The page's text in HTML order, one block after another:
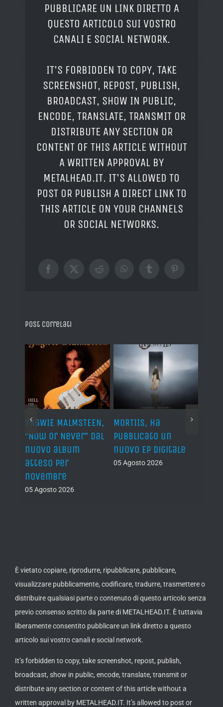
PUBBLICARE UN LINK DIRETTO A
QUESTO ARTICOLO SUI VOSTRO
CANALI E SOCIAL NETWORK.
IT'S FORBIDDEN TO COPY, TAKE
SCREENSHOT, REPOST, PUBLISH,
BROADCAST, SHOW IN PUBLIC,
ENCODE, TRANSLATE, TRANSMIT OR
DISTRIBUTE ANY SECTION OR
CONTENT OF THIS ARTICLE WITHOUT
A WRITTEN APPROVAL BY
METALHEAD.IT. IT'S ALLOWED TO
POST OR PUBLISH A DIRECT LINK TO
THIS ARTICLE ON YOUR CHANNELS
OR SOCIAL NETWORKS.
Facebook
X RedditWhatsAppTumblrPinterest
Post correlati
YNGWIE MALMSTEEN,
“Now Or Never” dal
nuovo album
atteso per
novembre
05 Agosto 2026
MORTIIS, ha
pubblicato un
nuovo EP digitale
05 Agosto 2026
È vietato copiare, riprodurre, ripubblicare, pubblicare,
visualizzare pubblicamente, codificare, tradurre, trasmettere o
distribuire qualsiasi parte o contenuto di questo articolo senza
previo consenso scritto da parte di METALHEAD.IT. È tuttavia
liberamente consentito pubblicare un link diretto a questo
articolo sui vostro canali e social network.
It’s forbidden to copy, take screenshot, repost, publish,
broadcast, show in public, encode, translate, transmit or
distribute any section or content of this article without a
written approval by METALHEAD.IT. It’s allowed to post or